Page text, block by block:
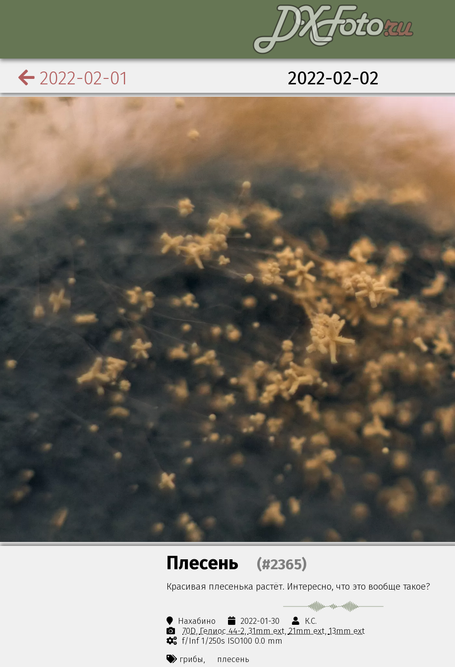
2022-02-01 2022-02-02
Плесень (#2365)
Красивая плесенька растёт. Интересно, что это вообще такое?
Нахабино 2022-01-30
К.С.
70D Гелиос 44-2 31mm ext 21mm ext 13mm ext
f/Inf 1/250s ISO100 0.0 mm
грибы,
плесень